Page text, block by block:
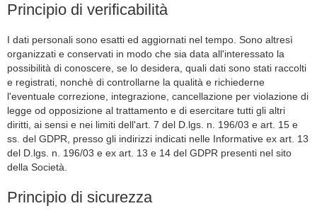
Principio di verificabilità
I dati personali sono esatti ed aggiornati nel tempo. Sono altresì
organizzati e conservati in modo che sia data all'interessato la
possibilità di conoscere, se lo desidera, quali dati sono stati raccolti
e registrati, nonchè di controllarne la qualità e richiederne
l'eventuale correzione, integrazione, cancellazione per violazione di
legge od opposizione al trattamento e di esercitare tutti gli altri
diritti, ai sensi e nei limiti dell'art. 7 del D.lgs. n. 196/03 e art. 15 e
ss. del GDPR, presso gli indirizzi indicati nelle Informative ex art. 13
del D.lgs. n. 196/03 e ex art. 13 e 14 del GDPR presenti nel sito
della Società.
Principio di sicurezza